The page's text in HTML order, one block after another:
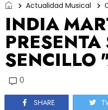
Actualidad Musical
INDIA
SENCILLO
0
SHARE